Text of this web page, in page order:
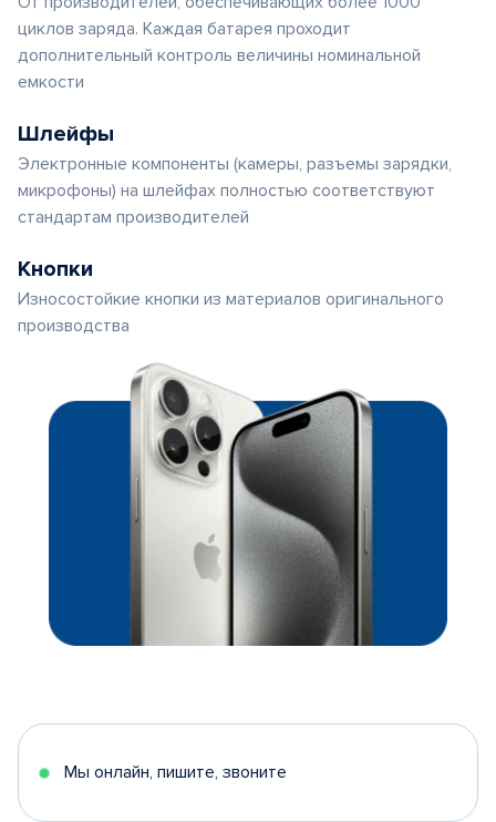
циклов заряда. Каждая батарея проходит
дополнительный контроль величины номинальной
емкости
Шлейфы
Электронные компоненты (камеры, разъемы зарядки,
микрофоны) на шлейфах полностью соответствуют
стандартам производителей
Кнопки
Износостойкие кнопки из материалов оригинального
производства
Мы онлайн, пишите, звоните